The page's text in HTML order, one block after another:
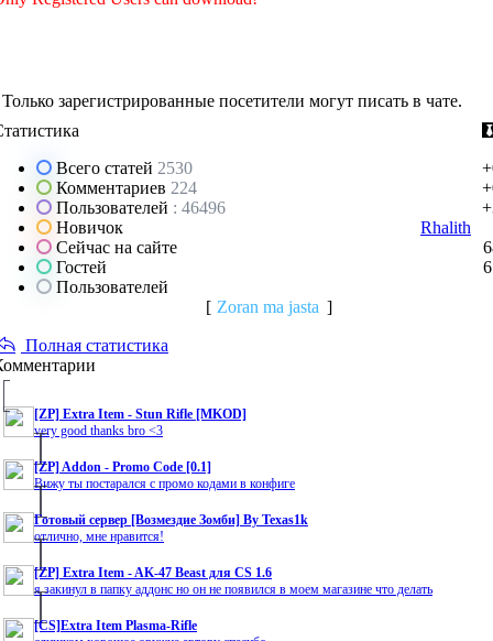
Только зарегистрированные посетители могут писать в чате.
Всего статей 2530
Комментариев 224
Пользователей : 46496
Новичок
Rhalith
Сейчас на сайте
Гостей
Пользователей
[ Zoran ma jasta ]
Полная статистика
[ZP] Extra Item - Stun Rifle [MKOD]
very good thanks bro <3
[ZP] Addon - Promo Code [0.1]
Вижу ты постарался с промо кодами в конфиге
Готовый сервер [Возмездие Зомби] By Texas1k
отлично, мне нравится!
[ZP] Extra Item - AK-47 Beast для CS 1.6
я закинул в папку аддонс но он не появился в моем магазине что делать
[CS]Extra Item Plasma-Rifle